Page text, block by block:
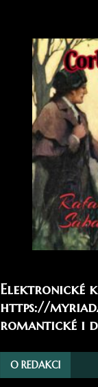
Elektronické
https://
romantické i
O REDAKCI